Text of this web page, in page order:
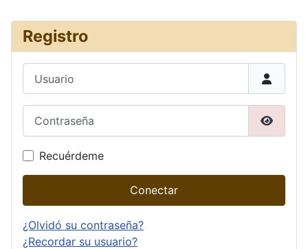
Registro
Recuérdeme
Conectar
¿Olvidó su contraseña?
¿Recordar su usuario?